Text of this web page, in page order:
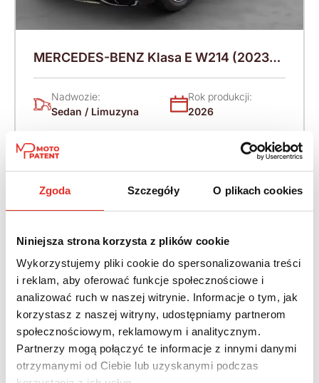
Zgoda Szczegóły O plikach cookies
Niniejsza strona korzysta z plików cookie
Wykorzystujemy pliki cookie do spersonalizowania treści
i reklam, aby oferować funkcje społecznościowe i
analizować ruch w naszej witrynie. Informacje o tym, jak
korzystasz z naszej witryny, udostępniamy partnerom
społecznościowym, reklamowym i analitycznym.
Partnerzy mogą połączyć te informacje z innymi danymi
otrzymanymi od Ciebie lub uzyskanymi podczas
MERCEDES-BENZ Klasa E W214 (2023-)
220 KM (2026)
Nadwozie:
Sedan / Limuzyna
Rok produkcji:
2026
Napęd:
4x4 stały
Automatyczna
Diesel
Moc (KM):
220
Leasing netto od:
3 670 zł
4 514 zł brutto / msc.
289 020 zł
Twój nowy samochód w kilku